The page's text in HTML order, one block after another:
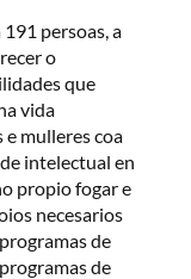
persoas, a
o
que
vida
mulleres coa
intelectual en
propio fogar e
necesarios
de
de